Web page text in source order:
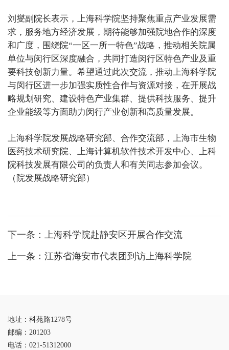
刘燮副院长表示，上海科学院坚持聚焦重点产业发展需
求，服务地方经济发展，期待能够加强院地合作的深度
和广度，围绕院“一区一所一特色”战略，推动相关院属
单位与闵行区深度融合，共同打造闵行区特色产业及重
要科技创新力量。希望通过此次交流，推动上海科学院
与闵行区进一步加强实质性合作与资源对接，在开展战
略规划研究、建设特色产业集群、提供科技服务、提升
企业能级等方面助力闵行产业创新和高质量发展。
上海科学院发展战略研究部、合作交流部，上海市生物
医药技术研究院、上海计算机软件技术开发中心、上科
院科技发展有限公司的负责人和有关同志参加会议。
（院发展战略研究部）
下一条： 上海科学院赴静安区开展合作交流
上一条： 江苏省海安市代表团到访上海科学院
地址：科苑路1278号
邮编：201203
电话：021-51312000